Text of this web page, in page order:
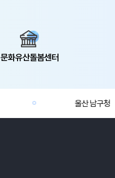
문화유산돌봄센터
울산 남구청